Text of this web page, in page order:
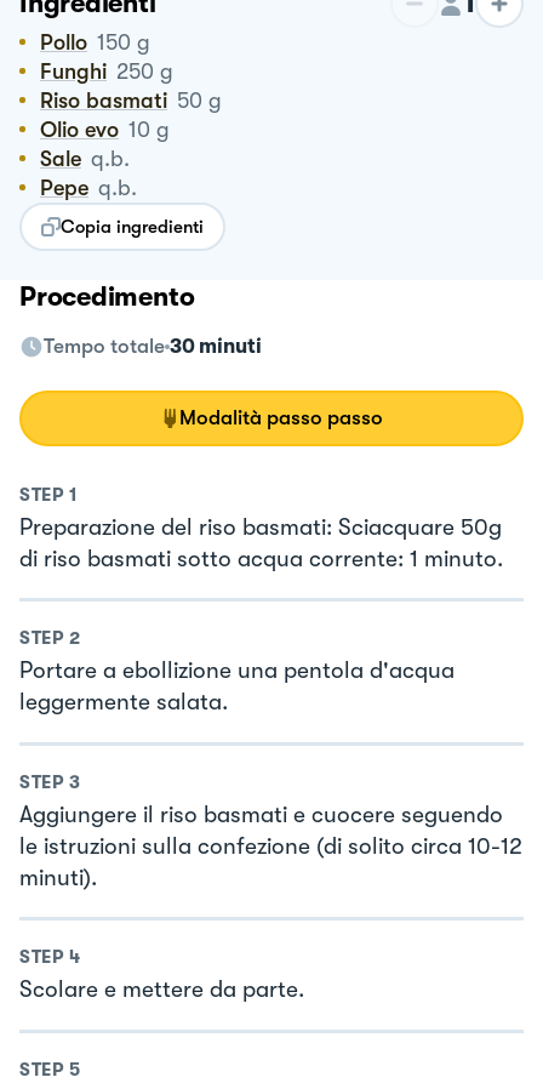
Pollo 150 g
Funghi 250 g
Riso basmati 50 g
Olio evo 10 g
Sale q.b.
Pepe q.b.
Copia ingredienti
Procedimento
Tempo totale 30 minuti
Modalità passo passo
STEP 1
Preparazione del riso basmati: Sciacquare 50g
di riso basmati sotto acqua corrente: 1 minuto.
STEP 2
Portare a ebollizione una pentola d'acqua
leggermente salata.
STEP 3
Aggiungere il riso basmati e cuocere seguendo
le istruzioni sulla confezione (di solito circa 10-12
minuti).
STEP 4
Scolare e mettere da parte.
STEP 5